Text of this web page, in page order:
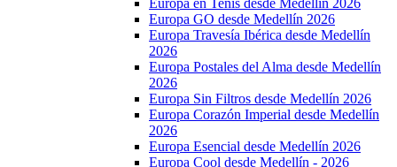
Europa en Tenis desde Medellín 2026
Europa GO desde Medellín 2026
Europa Travesía Ibérica desde Medellín
2026
Europa Postales del Alma desde Medellín
2026
Europa Sin Filtros desde Medellín 2026
Europa Corazón Imperial desde Medellín
2026
Europa Esencial desde Medellín 2026
Europa Cool desde Medellín - 2026